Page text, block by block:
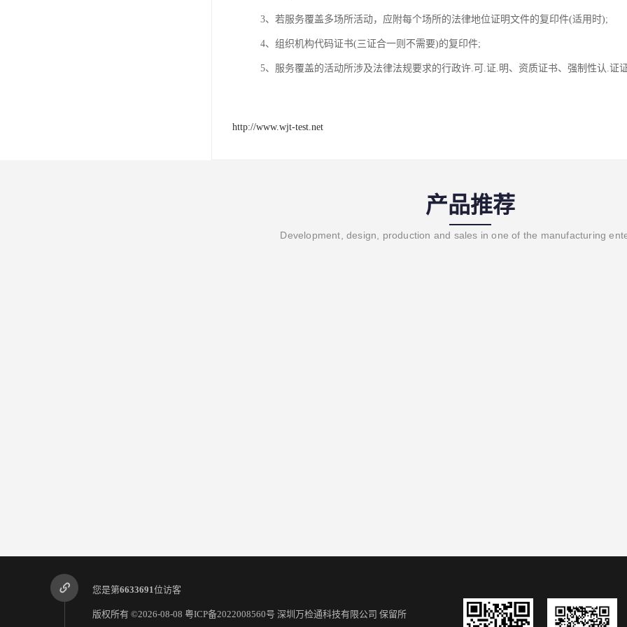
3、若服务覆盖多场所活动，应附每个场所的法律地位证明文件的复印件(适用时);
4、组织机构代码证书(三证合一则不需要)的复印件;
5、服务覆盖的活动所涉及法律法规要求的行政许.可.证.明、资质证书、强制性认.证
http://www.wjt-test.net
产品推荐
Development, design, production and sales in one of the manufacturing
您是第6633691位访客
版权所有 ©2026-08-08 粤ICP备2022008560号 深圳万检通科技有限公司 保留所